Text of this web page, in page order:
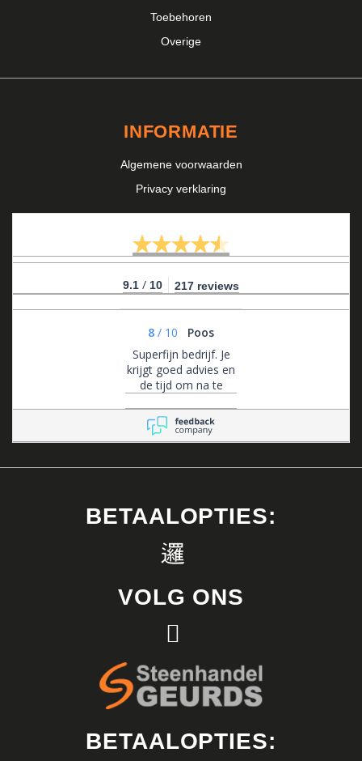
Toebehoren
Overige
INFORMATIE
Algemene voorwaarden
Privacy verklaring
9.1 / 10 217 reviews
8 / 10
Poos
Superfijn bedrijf. Je
krijgt goed advies en
de tijd om na te
bereikbaar voor
advies en flexibel in
het maken van
BETAALOPTIES:
VOLG ONS
BETAALOPTIES: